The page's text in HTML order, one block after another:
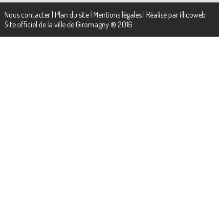
Nous contacter| Plan du site| Mentions légales| Réalisé par illicoweb
Site officiel de la ville de Giromagny ® 2016